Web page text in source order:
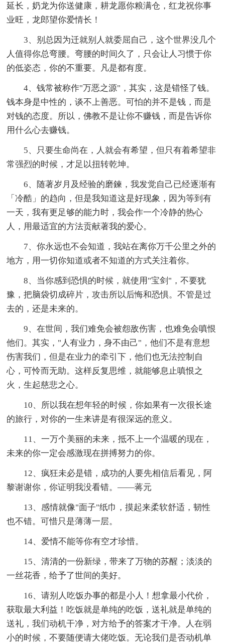
延长，奶龙为你送健康，耕龙愿你粮满仓，红龙祝你事
业旺，龙郎望你爱情长！
3、别总因为迁就别人就委屈自己，这个世界没几个
人值得你总弯腰。弯腰的时间久了，只会让人习惯于你
的低姿态，你的不重要。凡是都有度。
4、钱常被称作"万恶之源"，其实，这是错怪了钱。
钱本身是中性的，谈不上善恶。可怕的并不是钱，而是
对钱的态度。所以，佛教不是让你不赚钱，而是告诉你
用什么心去赚钱。
5、只要生命尚在，人就会有希望，但只有着希望非
常强烈的时候，才足以扭转乾坤。
6、随著岁月及经验的磨鍊，我发觉自己已经逐渐有
「冷酷」的趋向，但是我知道这是好现象，因为等到有
一天，我有更足够的能力时，我会作一个冷静的热心
人，用最适宜的方法贡献著我的爱心。
7、你永远也不会知道，我站在离你万千公里之外的
地方，用一切你知道或者不知道的方式关注着你。
8、当你感到恐惧的时候，就使用"宝剑"，不要犹
豫，把脑袋切成碎片，攻击所以后悔和恐惧。不管是过
去的，还是未来的。
9、在世间，我们难免会被怨敌伤害，也难免会嗔恨
他们。其实，"人有业力，身不由己"，他们不是有意想
伤害我们，但是在业力的牵引下，他们也无法控制自
心，可怜而无助。这样反复思维，就能够息止嗔恨之
火，生起慈悲之心。
10、所以我在想年轻的时候，你如果有一次很长途
的旅行，对你的一生来讲是有很深远的意义。
11、一万个美丽的未来，抵不上一个温暖的现在，
未来的你一定会感激现在拼搏努力的你。
12、疯狂未必是错，成功的人要先相信后看见，阿
黎谢谢你，你证明我没看错。——蒋元
13、感情就像"面子"纸巾，摸起来柔软舒适，韧性
也不错。可惜只是薄薄一层。
14、爱情不能等你有空才珍惜。
15、清清的一份新绿，带来了万物的苏醒；淡淡的
一丝花香，给予了世间的美好。
16、请别人吃饭办事的都是小人！想拿最小代价，
获取最大利益！吃饭就是单纯的吃饭，送礼就是单纯的
送礼，我们动机干净，对方给予的答案才干净。人在弱
小的时候，不要随便请大佬吃饭。无论我们是否动机单